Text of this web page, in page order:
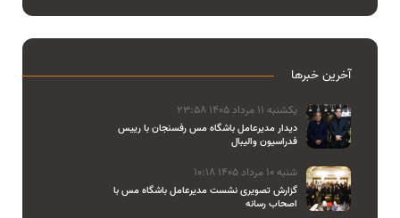
آخرین خبرها
یکشنبه 11 مرداد 1405 23:58
دیدار مدیرعامل باشگاه مس رفسنجان با رییس
فدراسیون والیبال
شنبه 10 مرداد 1405 10:18
گزارش تصویری نشست مدیرعامل باشگاه مس با
اصحاب رسانه